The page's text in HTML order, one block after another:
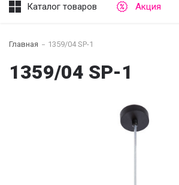
Каталог товаров Акция
Главная 1359/04 SP-1
1359/04 SP-1